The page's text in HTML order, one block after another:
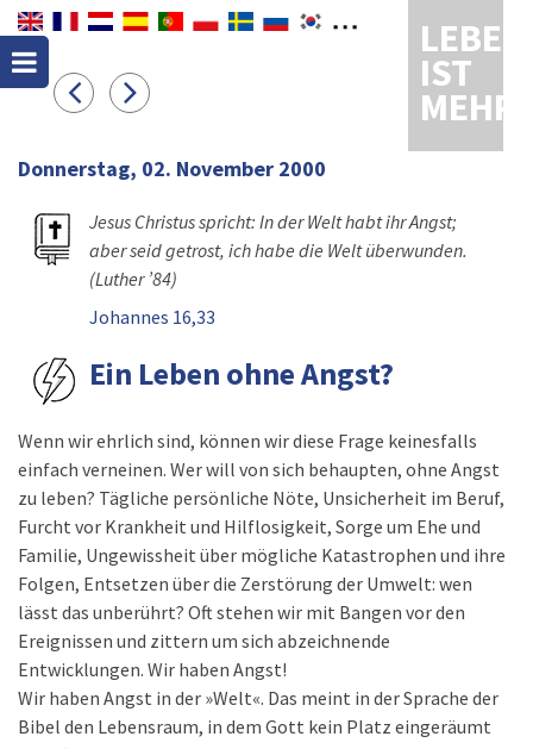
LEBEN
IST
MEHR
Donnerstag, 02. November 2000
Jesus Christus spricht: In der Welt habt ihr Angst;
aber seid getrost, ich habe die Welt überwunden.
(Luther ’84)
Johannes 16,33
Ein Leben ohne Angst?
Wenn wir ehrlich sind, können wir diese Frage keinesfalls
einfach verneinen. Wer will von sich behaupten, ohne Angst
zu leben? Tägliche persönliche Nöte, Unsicherheit im Beruf,
Furcht vor Krankheit und Hilflosigkeit, Sorge um Ehe und
Familie, Ungewissheit über mögliche Katastrophen und ihre
Folgen, Entsetzen über die Zerstörung der Umwelt: wen
lässt das unberührt? Oft stehen wir mit Bangen vor den
Ereignissen und zittern um sich abzeichnende
Entwicklungen. Wir haben Angst!
Wir haben Angst in der »Welt«. Das meint in der Sprache der
Bibel den Lebensraum, in dem Gott kein Platz eingeräumt